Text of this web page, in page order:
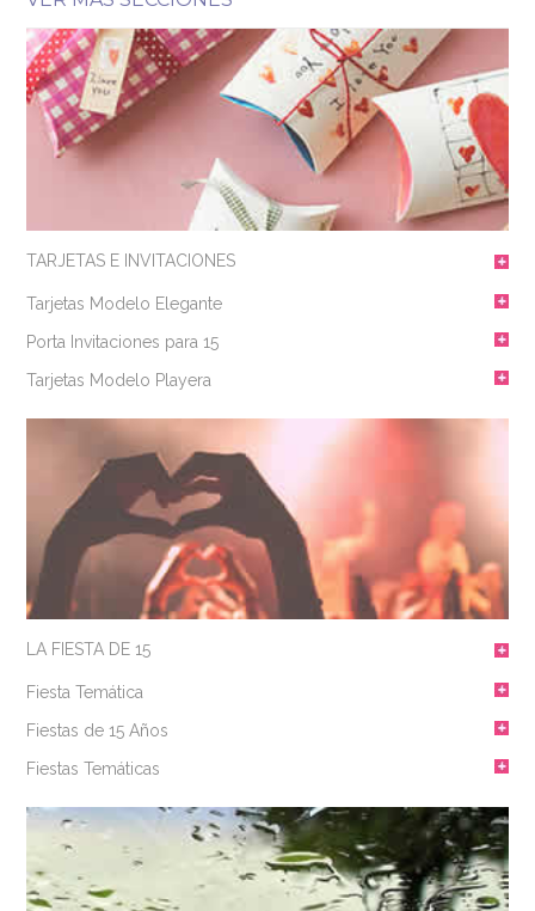
TARJETAS E INVITACIONES
Tarjetas Modelo Elegante
Porta Invitaciones para 15
Tarjetas Modelo Playera
LA FIESTA DE 15
Fiesta Temática
Fiestas de 15 Años
Fiestas Temáticas